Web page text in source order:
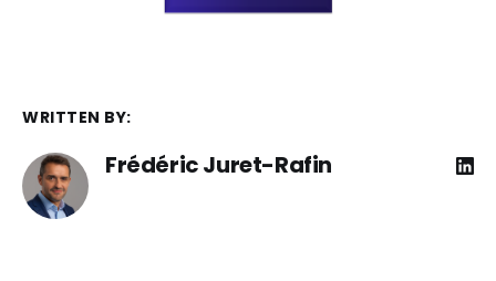
WRITTEN BY:
Frédéric Juret-Rafin